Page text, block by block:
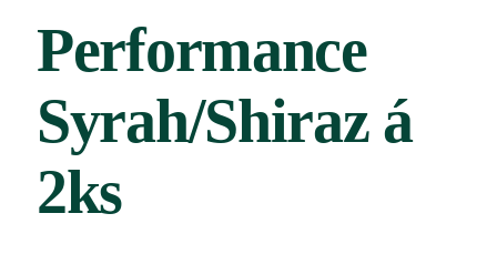
Performance
Syrah/Shiraz á
2ks